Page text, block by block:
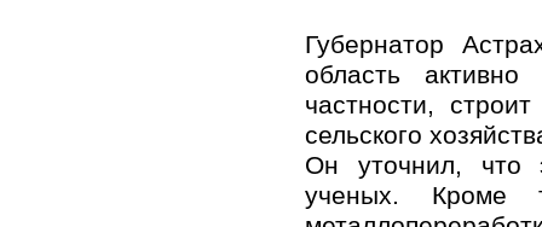
Губернатор
область
частности,
сельского
Он уточнил, что
ученых. Кроме